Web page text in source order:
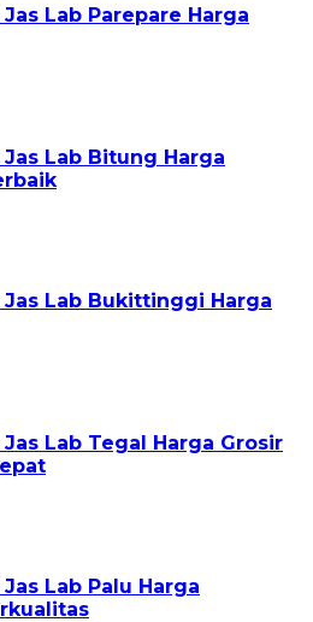
Jas Lab Parepare Harga
Jas Lab Bitung Harga
Jas Lab Bukittinggi Harga
Jas Lab Tegal Harga Grosir
Jas Lab Palu Harga